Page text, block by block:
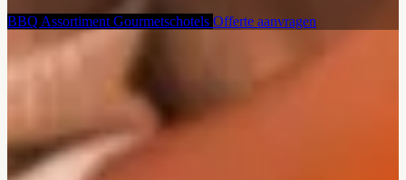
BBQ Assortiment Gourmetschotels Offerte aanvragen